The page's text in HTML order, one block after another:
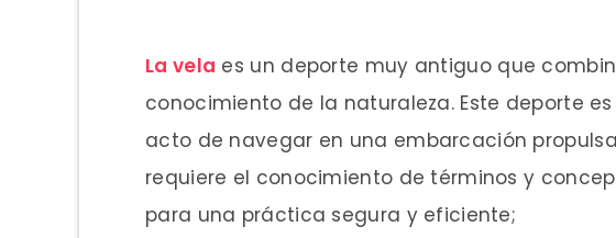
La vela es un deporte muy antiguo que
conocimiento de la naturaleza. Este deporte
acto de navegar en una embarcación
requiere el conocimiento de términos y
para una práctica segura y eficiente;